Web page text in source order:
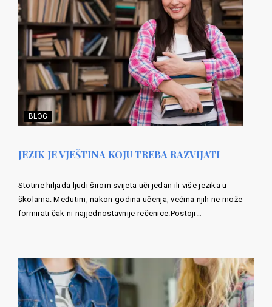
BLOG
JEZIK JE VJEŠTINA KOJU TREBA RAZVIJATI
Stotine hiljada ljudi širom svijeta uči jedan ili više jezika u
školama. Međutim, nakon godina učenja, većina njih ne može
formirati čak ni najjednostavnije rečenice.Postoji…